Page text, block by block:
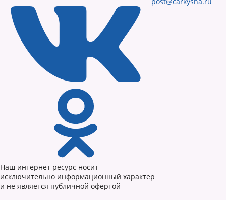
Наш интернет ресурс носит
исключительно информационный характер
и не является публичной офертой